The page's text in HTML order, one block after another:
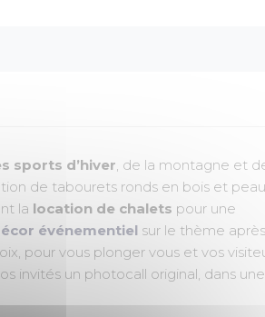
sports d’hiver, de la montagne et
de tabourets ronds en bois et
la location de chalets pour une
événementiel sur le thème
pour vous plonger vous et vos
invités un photocall original, dans une